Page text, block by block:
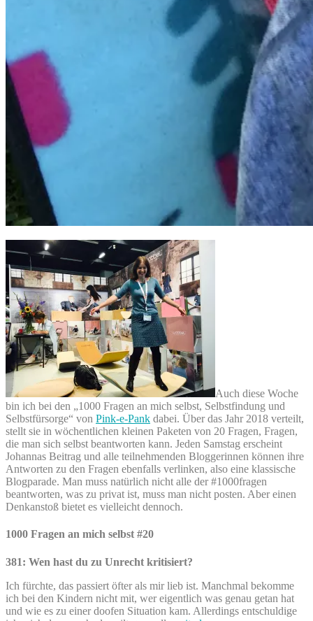
Auch diese Woche
bin ich bei den „1000 Fragen an mich selbst, Selbstfindung und
Selbstfürsorge“ von Pink-e-Pank dabei. Über das Jahr 2018 verteilt,
stellt sie in wöchentlichen kleinen Paketen von 20 Fragen, Fragen,
die man sich selbst beantworten kann. Jeden Samstag erscheint
Johannas Beitrag und alle teilnehmenden Bloggerinnen können ihre
Antworten zu den Fragen ebenfalls verlinken, also eine klassische
Blogparade. Man muss natürlich nicht alle der #1000fragen
beantworten, was zu privat ist, muss man nicht posten. Aber einen
Denkanstoß bietet es vielleicht dennoch.
1000 Fragen an mich selbst #20
381: Wen hast du zu Unrecht kritisiert?
Ich fürchte, das passiert öfter als mir lieb ist. Manchmal bekomme
ich bei den Kindern nicht mit, wer eigentlich was genau getan hat
und wie es zu einer doofen Situation kam. Allerdings entschuldige